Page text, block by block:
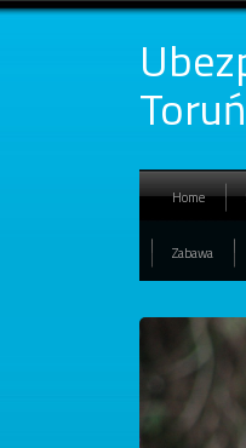
Toruń
Home
Zabawa